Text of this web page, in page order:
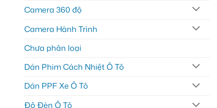
Camera 360 độ
Camera Hành Trình
Chưa phân loại
Dán Phim Cách Nhiệt Ô Tô
Dán PPF Xe Ô Tô
Độ Đèn Ô Tô